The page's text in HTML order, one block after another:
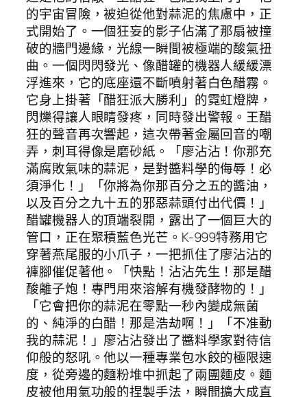
的宇宙冒險，被迫從他對蒜泥的焦慮中，正
式開始了。一個狂妄的影子佔滿了那扇被撞
破的牆門邊緣，光線一瞬間被極端的酸氣扭
曲。一個閃閃發光、像醋罐的機器人緩緩漂
浮進來，它的底座還不斷噴射著白色醋霧。
它身上掛著「醋狂派大勝利」的霓虹燈牌，
閃爍得讓人眼睛發疼，同時發出警報。王醋
狂的聲音再次響起，這次帶著金屬回音的嘲
弄，刺耳得像是磨砂紙。「廖沾沾！你那充
滿腐敗氣味的蒜泥，是對醬料學的侮辱！必
須淨化！」「你將為你那百分之五的醬油，
以及百分之九十五的邪惡蒜頭付出代價！」
醋罐機器人的頂端裂開，露出了一個巨大的
管口，正在聚積藍色光芒。K-999特務用它
穿著燕尾服的小爪子，一把抓住了廖沾沾的
褲腳催促著他。「快點！沾沾先生！那是醋
酸離子炮！專門用來溶解有機發酵物的！」
「它會把你的蒜泥在零點一秒內變成無菌
的、純淨的白醋！那是浩劫啊！」「不准動
我的蒜泥！」廖沾沾發出了醬料學家對待信
仰般的怒吼。他以一種專業包水餃的極限速
度，從旁邊的麵粉堆中抓起了兩團麵皮。麵
皮被他用氣功般的捏製手法，瞬間擴大成直